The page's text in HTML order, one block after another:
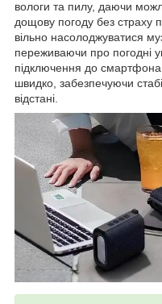
вологи та пилу, даючи
дощову погоду без страху
вільно насолоджуватися
переживаючи про погодні
підключення до смартфона
швидко, забезпечуючи
відстані.